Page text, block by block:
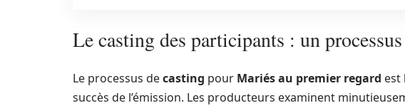
Le casting des participants : un
Le processus decasting pour Mariés au premier regard est
succès de l’émission. Les producteurs examinent